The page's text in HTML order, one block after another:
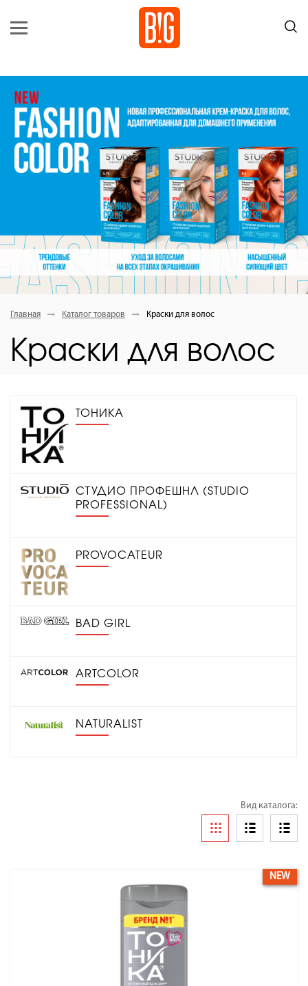
Главная Каталог товаров Краски для волос
Краски для волос
ТОНИКА
СТУДИО ПРОФЕШНЛ (STUDIO
PROFESSIONAL)
PROVOCATEUR
BAD GIRL
ARTCOLOR
NATURALIST
Вид каталога:
NEW